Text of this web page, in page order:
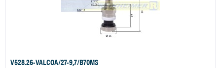
V528.26-VALCOA/27-9,7/B70MS